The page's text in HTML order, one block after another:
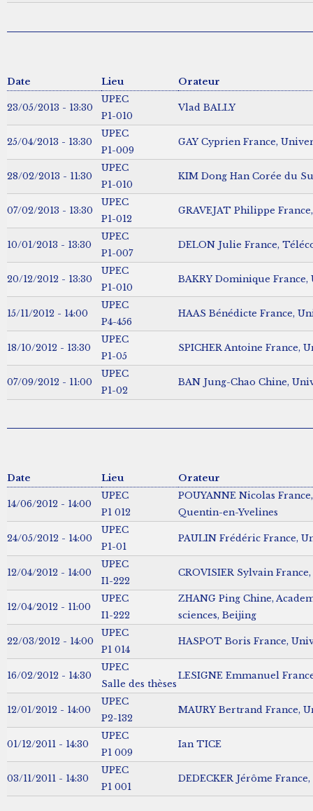
Date Lieu Orateur
23/05/2013 - 13:30
UPEC
P1-010
Vlad BALLY
25/04/2013 - 13:30
UPEC
P1-009
GAY Cyprien France,
28/02/2013 - 11:30
UPEC
P1-010
KIM Dong Han Corée du
07/02/2013 - 13:30
UPEC
P1-012
GRAVEJAT Philippe
10/01/2013 - 13:30
UPEC
P1-007
DELON Julie France,
20/12/2012 - 13:30
UPEC
P1-010
BAKRY Dominique
15/11/2012 - 14:00
UPEC
P4-456
HAAS Bénédicte France,
18/10/2012 - 13:30
UPEC
P1-05
SPICHER Antoine France,
07/09/2012 - 11:00
UPEC
P1-02
BAN Jung-Chao Chine,
Date Lieu Orateur
14/06/2012 - 14:00
UPEC
P1 012
POUYANNE Nicolas
Quentin-en-Yvelines
24/05/2012 - 14:00
UPEC
P1-01
PAULIN Frédéric France,
12/04/2012 - 14:00
UPEC
I1-222
CROVISIER Sylvain
12/04/2012 - 11:00
UPEC
I1-222
ZHANG Ping Chine,
sciences, Beijing
22/03/2012 - 14:00
UPEC
P1 014
HASPOT Boris France,
16/02/2012 - 14:30
UPEC
Salle des thèses
LESIGNE Emmanuel
12/01/2012 - 14:00
UPEC
P2-132
MAURY Bertrand France,
01/12/2011 - 14:30
UPEC
P1 009
Ian TICE
03/11/2011 - 14:30
UPEC
P1 001
DEDECKER Jérôme